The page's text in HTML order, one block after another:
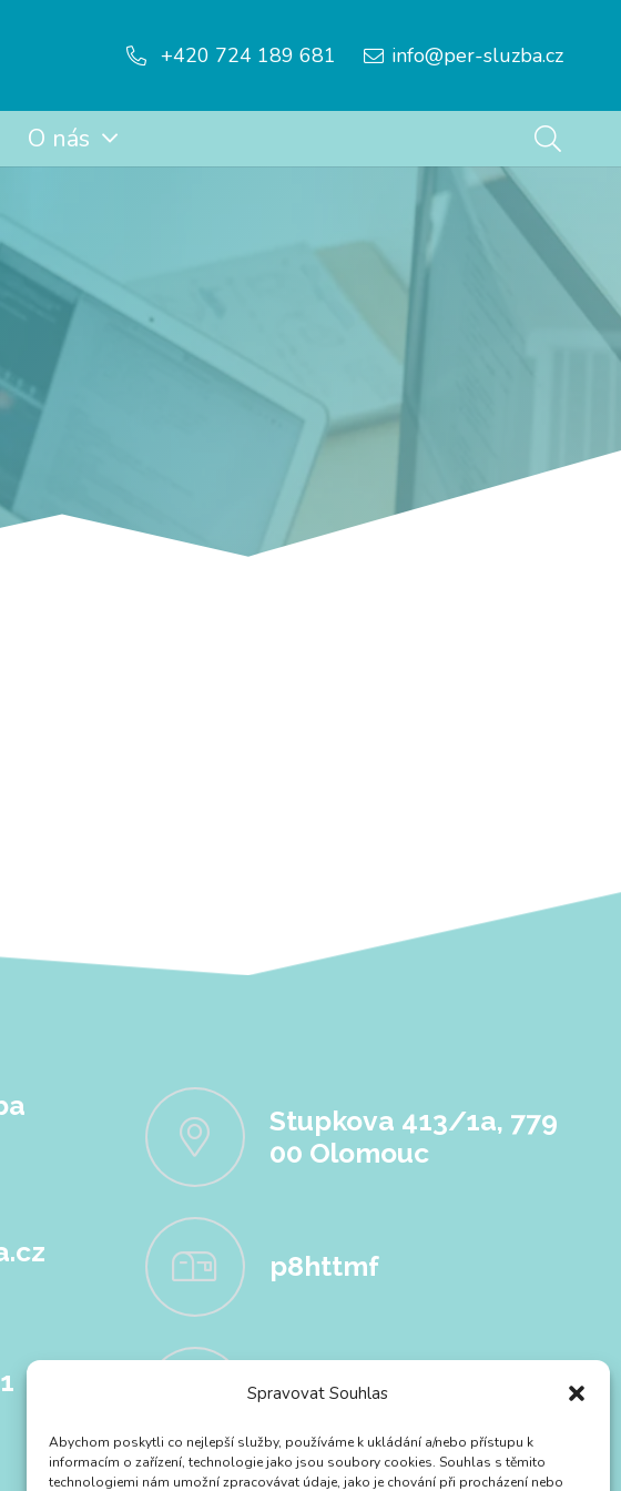
Spravovat Souhlas
Abychom poskytli co nejlepší služby, používáme k ukládání a/nebo přístupu k
informacím o zařízení, technologie jako jsou soubory cookies. Souhlas s těmito
technologiemi nám umožní zpracovávat údaje, jako je chování při procházení nebo
+420 724 189 681 info@per-sluzba.cz
O nás
Stupkova 413/1a, 779
00 Olomouc
p8httmf
26830531